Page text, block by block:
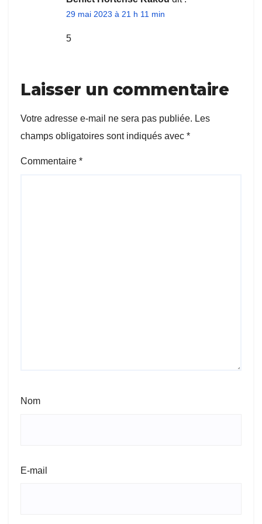
29 mai 2023 à 21 h 11 min
5
Laisser un commentaire
Votre adresse e-mail ne sera pas publiée. Les
champs obligatoires sont indiqués avec *
Commentaire *
Nom
E-mail